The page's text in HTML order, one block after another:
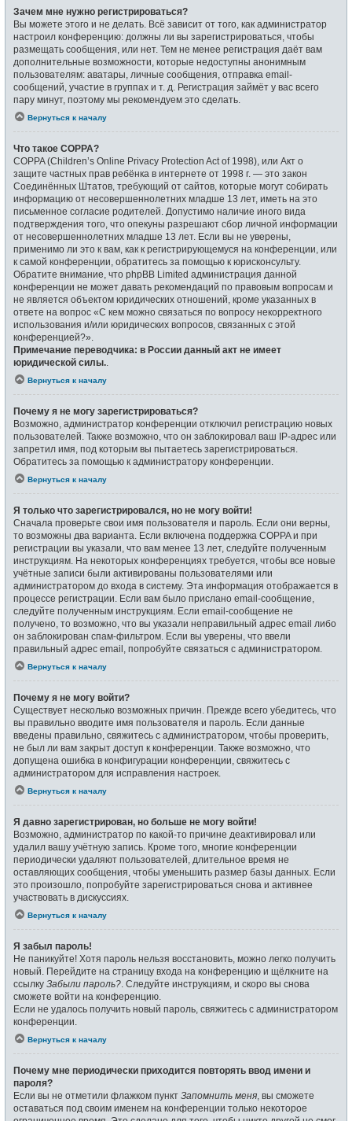
Зачем мне нужно регистрироваться?
Вы можете этого и не делать. Всё зависит от того, как администратор
настроил конференцию: должны ли вы зарегистрироваться, чтобы
размещать сообщения, или нет. Тем не менее регистрация даёт вам
дополнительные возможности, которые недоступны анонимным
пользователям: аватары, личные сообщения, отправка email-
сообщений, участие в группах и т. д. Регистрация займёт у вас всего
пару минут, поэтому мы рекомендуем это сделать.
Вернуться к началу
Что такое COPPA?
COPPA (Children’s Online Privacy Protection Act of 1998), или Акт о
защите частных прав ребёнка в интернете от 1998 г. — это закон
Соединённых Штатов, требующий от сайтов, которые могут собирать
информацию от несовершеннолетних младше 13 лет, иметь на это
письменное согласие родителей. Допустимо наличие иного вида
подтверждения того, что опекуны разрешают сбор личной информации
от несовершеннолетних младше 13 лет. Если вы не уверены,
применимо ли это к вам, как к регистрирующемуся на конференции, или
к самой конференции, обратитесь за помощью к юрисконсульту.
Обратите внимание, что phpBB Limited администрация данной
конференции не может давать рекомендаций по правовым вопросам и
не является объектом юридических отношений, кроме указанных в
ответе на вопрос «С кем можно связаться по вопросу некорректного
использования и/или юридических вопросов, связанных с этой
конференцией?».
Примечание переводчика: в России данный акт не имеет
юридической силы.
Вернуться к началу
Почему я не могу зарегистрироваться?
Возможно, администратор конференции отключил регистрацию новых
пользователей. Также возможно, что он заблокировал ваш IP-адрес или
запретил имя, под которым вы пытаетесь зарегистрироваться.
Обратитесь за помощью к администратору конференции.
Вернуться к началу
Я только что зарегистрировался, но не могу войти!
Сначала проверьте свои имя пользователя и пароль. Если они верны,
то возможны два варианта. Если включена поддержка COPPA и при
регистрации вы указали, что вам менее 13 лет, следуйте полученным
инструкциям. На некоторых конференциях требуется, чтобы все новые
учётные записи были активированы пользователями или
администратором до входа в систему. Эта информация отображается в
процессе регистрации. Если вам было прислано email-сообщение,
следуйте полученным инструкциям. Если email-сообщение не
получено, то возможно, что вы указали неправильный адрес email либо
он заблокирован спам-фильтром. Если вы уверены, что ввели
правильный адрес email, попробуйте связаться с администратором.
Вернуться к началу
Почему я не могу войти?
Существует несколько возможных причин. Прежде всего убедитесь, что
вы правильно вводите имя пользователя и пароль. Если данные
введены правильно, свяжитесь с администратором, чтобы проверить,
не был ли вам закрыт доступ к конференции. Также возможно, что
допущена ошибка в конфигурации конференции, свяжитесь с
администратором для исправления настроек.
Вернуться к началу
Я давно зарегистрирован, но больше не могу войти!
Возможно, администратор по какой-то причине деактивировал или
удалил вашу учётную запись. Кроме того, многие конференции
периодически удаляют пользователей, длительное время не
оставляющих сообщения, чтобы уменьшить размер базы данных. Если
это произошло, попробуйте зарегистрироваться снова и активнее
участвовать в дискуссиях.
Вернуться к началу
Я забыл пароль!
Не паникуйте! Хотя пароль нельзя восстановить, можно легко получить
новый. Перейдите на страницу входа на конференцию и щёлкните на
ссылку Забыли пароль? . Следуйте инструкциям, и скоро вы снова
сможете войти на конференцию.
Если не удалось получить новый пароль, свяжитесь с администратором
конференции.
Вернуться к началу
Почему мне периодически приходится повторять ввод имени и
пароля?
Если вы не отметили флажком пункт Запомнить меня , вы сможете
оставаться под своим именем на конференции только некоторое